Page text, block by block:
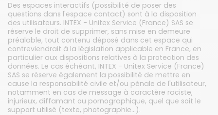
Des espaces interactifs (possibilité de poser des
questions dans l'espace contact) sont à la disposition
des utilisateurs. INTEX - Unitex Service (France) SAS se
réserve le droit de supprimer, sans mise en demeure
préalable, tout contenu déposé dans cet espace qui
contreviendrait à la législation applicable en France, en
particulier aux dispositions relatives à la protection des
données. Le cas échéant, INTEX - Unitex Service (France)
SAS se réserve également la possibilité de mettre en
cause la responsabilité civile et/ou pénale de l'utilisateur,
notamment en cas de message à caractère raciste,
injurieux, diffamant ou pornographique, quel que soit le
support utilisé (texte, photographie...).